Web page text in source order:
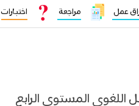
عمل مراجعة اختبارات
اللغوي المستوى الرابع